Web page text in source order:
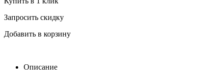
Запросить скидку
Добавить в корзину
Описание